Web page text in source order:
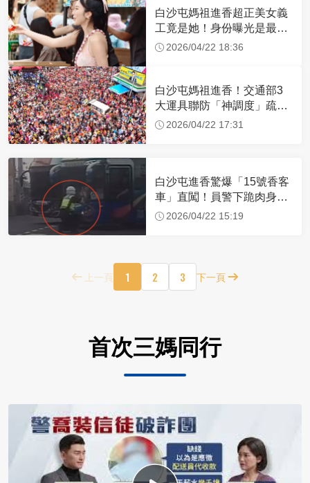
白沙屯媽祖進香超正美女義
工竟是她！身份曝光是最美
禮生 一輩子不結婚
2026/04/22 18:36
白沙屯媽祖進香！交通部3
大運具聯防「神調度」疏運
32.1萬創新高
2026/04/22 17:31
白沙屯進香驚爆「15號香客
車」直闖！員警下跪肉身擋
車：讓行人先過
2026/04/22 15:19
上一頁 1 2 3 下一頁
首次三媽同行